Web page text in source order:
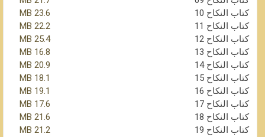
كتاب النكاح 10
23.6 MB
كتاب النكاح 11
22.2 MB
كتاب النكاح 12
25.4 MB
كتاب النكاح 13
16.8 MB
كتاب النكاح 14
20.9 MB
كتاب النكاح 15
18.1 MB
كتاب النكاح 16
19.1 MB
كتاب النكاح 17
17.6 MB
كتاب النكاح 18
21.6 MB
كتاب النكاح 19
21.2 MB